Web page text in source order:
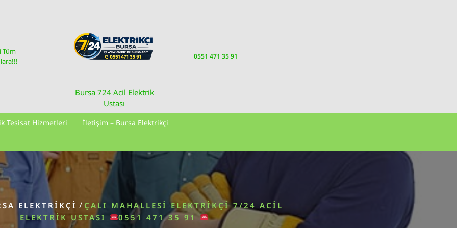
Tüm
Bursa 724 Acil Elektrik
Ustası
0551 471 35 91
Tesisat Hizmetleri
İletişim – Bursa Elektrikçi
ELEKTRIKÇI / ÇALI MAHALLESI ELEKTRIKÇI 7/24 ACIL
ELEKTRIK USTASI
0551 471 35 91